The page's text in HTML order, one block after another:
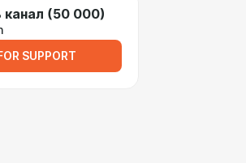
(50 000)
SUPPORT